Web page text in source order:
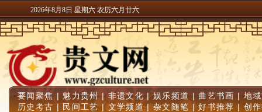
2026年8月8日 星期六 农历六月廿六
要闻聚焦| 魅力贵州|非遗文化 |娱乐频道 | 曲艺书画 | 地
历史考古 | 民间工艺 |文学频道|杂文随笔 |好书推荐 | 创